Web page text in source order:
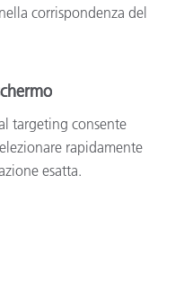
corrispondenza del
targeting consente
rapidamente
esatta.